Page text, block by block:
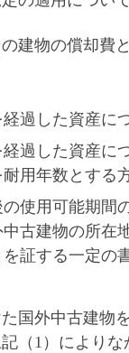
建物の償却費
過した資産に
過した資産に
用年数とする
使用可能期間
中古建物の所
証する一定の
た国外中古建
（1）により